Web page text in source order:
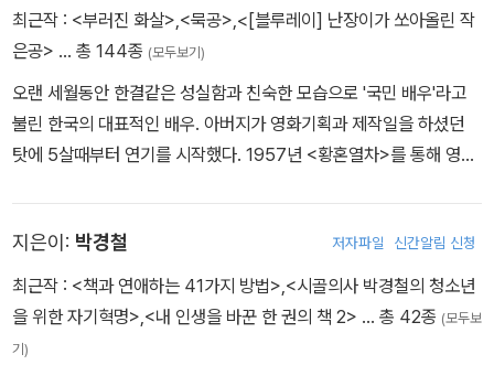
명의 동료를 잃어야 했다. 하지만 그러한 실패 덕분에 오히려 목표에
대한 확신을 가지게 되었으며, 새로운 용기와 자신감을 얻을 수 있었
르고 있다. 2008년 5월 엄홍길휴먼재단을 설립하고 히말라야 산간
오지 마을에 학교를 세우는 일을 하고 있으며, 어려움을 겪고 있는 이
들에게 꿈과 희망, 자신감을 심어 주기 위해 바쁘게 발로 뛰고 있다.
현재 재단법인 엄홍길휴먼재단 상임이사, (주)밀레 기술 고문, 대한산
악연맹 자문위원, 소방방재청 국민안전정책자문위원, 국민생활체육
애인아시안게임, 육군사관학교, 대한적십자사, 고성공룡세계엑스포,
코이카, 함평세계나비.곤충엑스포 홍보대사로도 활동 중이다. 2013
년 자랑스러운 대한국민 대상(문화체육대상 국위선양 부문)을 수상
최근작 : <부러진 화살>,<묵공>,<[블루레이] 난장이가 쏘아올린 작
은공> … 총 144종 (모두보기)
오랜 세월동안 한결같은 성실함과 친숙한 모습으로 '국민 배우'라고
불린 한국의 대표적인 배우. 아버지가 영화기획과 제작일을 하셨던
탓에 5살때부터 연기를 시작했다. 1957년 <황혼열차>를 통해 영화
특별상(아역)을 수상하며 배우로서의 가능성을 인정받는다. 그러나
연기와 학교 생활을 병행하는 것이 힘들어 67년 <하얀 까마귀>를 마
지막으로 아역배우로서의 활동을 마감한다. 외국어 대학교 베트남어
과에 진학한 그는 졸업 후 베트남으로 진출할 의도로 ROTC에 지원
지은이: 박경철 저자파일 신간알림 신청
최근작 : <책과 연애하는 41가지 방법>,<시골의사 박경철의 청소년
을 위한 자기혁명>,<내 인생을 바꾼 한 권의 책 2> … 총 42종 (모두보
기)